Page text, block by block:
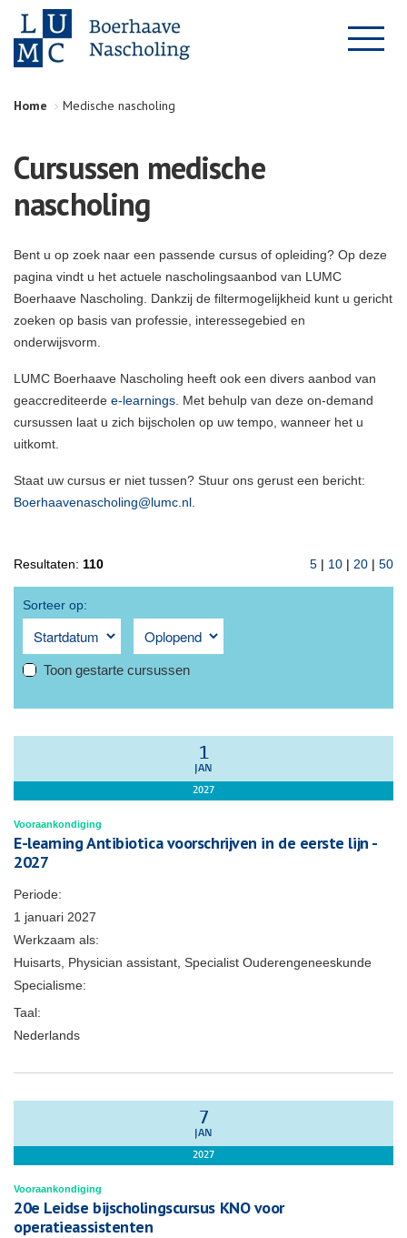
Home Medische nascholing
Cursussen medische
nascholing
Bent u op zoek naar een passende cursus of opleiding? Op deze
pagina vindt u het actuele nascholingsaanbod van LUMC
Boerhaave Nascholing. Dankzij de filtermogelijkheid kunt u gericht
zoeken op basis van professie, interessegebied en
onderwijsvorm.
LUMC Boerhaave Nascholing heeft ook een divers aanbod van
geaccrediteerde e-learnings . Met behulp van deze on-demand
cursussen laat u zich bijscholen op uw tempo, wanneer het u
uitkomt.
Staat uw cursus er niet tussen? Stuur ons gerust een bericht:
Boerhaavenascholing@lumc.nl
Resultaten: 110 5 | 10 | 20 | 50
Sorteer op:
Toon gestarte cursussen
1
JAN
2027
Vooraankondiging
E-learning Antibiotica voorschrijven in de eerste lijn -
2027
Periode:
1 januari 2027
Werkzaam als:
Huisarts, Physician assistant, Specialist Ouderengeneeskunde
Specialisme:
Taal:
Nederlands
7
JAN
2027
Vooraankondiging
20e Leidse bijscholingscursus KNO voor
operatieassistenten